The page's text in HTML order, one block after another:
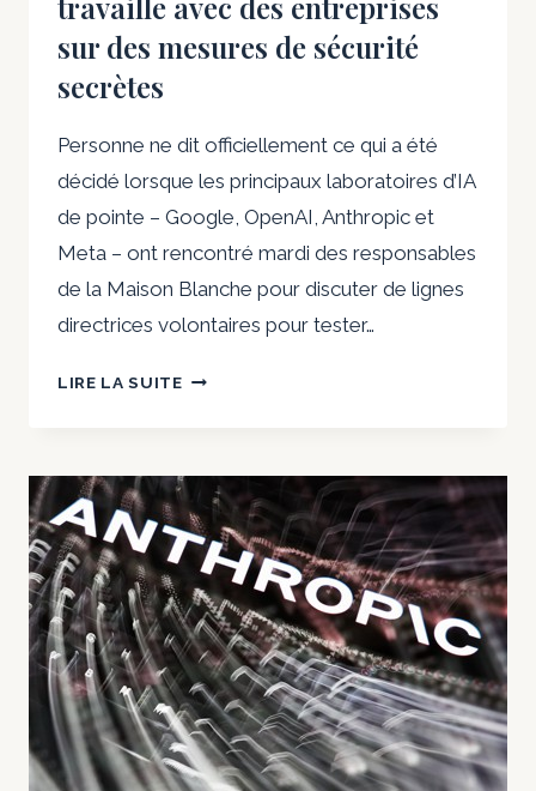
sur des mesures de sécurité
secrètes
Personne ne dit officiellement ce qui a été
décidé lorsque les principaux laboratoires d’IA
de pointe – Google, OpenAI, Anthropic et
Meta – ont rencontré mardi des responsables
de la Maison Blanche pour discuter de lignes
directrices volontaires pour tester…
LIRE LA SUITEALORS
D’IA
SE
LIBÈRENT,
LA
MAISON
BLANCHE
TRAVAILLE
AVEC
DES
ENTREPRISES
SUR